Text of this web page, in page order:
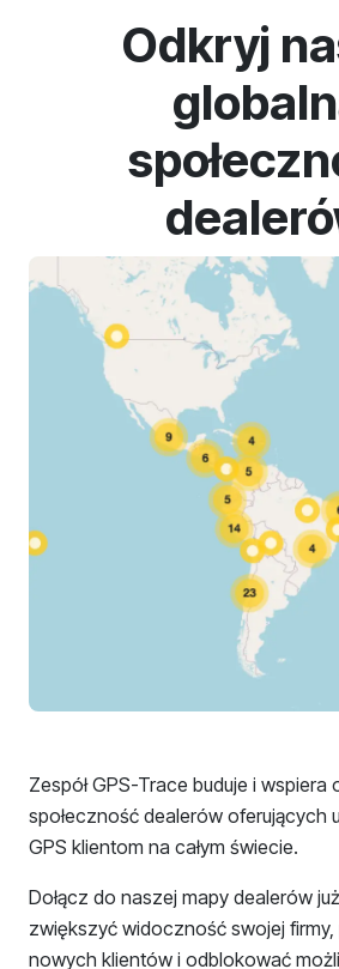
Odkryj
Zespół GPS-Trace buduje i
społeczność dealerów oferujących
GPS klientom na całym świecie.
Dołącz do naszej mapy dealerów
zwiększyć widoczność swojej
nowych klientów i odblokować